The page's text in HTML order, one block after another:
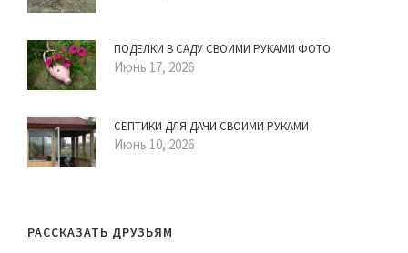
ПОДЕЛКИ В САДУ СВОИМИ РУКАМИ ФОТО
Июнь 17, 2026
СЕПТИКИ ДЛЯ ДАЧИ СВОИМИ РУКАМИ
Июнь 10, 2026
РАССКАЗАТЬ ДРУЗЬЯМ